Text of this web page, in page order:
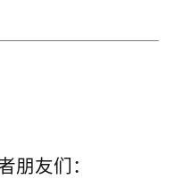
朋友们：